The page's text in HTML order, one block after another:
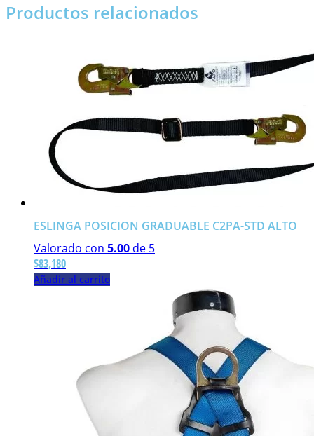
Productos relacionados
ESLINGA POSICION GRADUABLE C2PA-STD ALTO
Valorado con 5.00de 5
$83,180
Añadir al carrito